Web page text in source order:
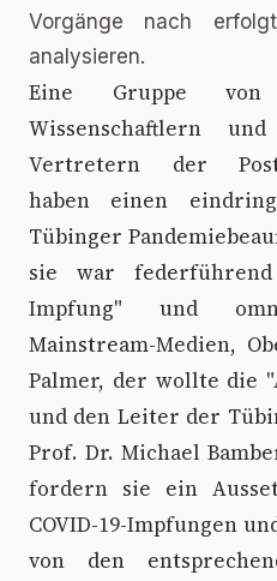
Vorgänge nach
analysieren.
Eine Gruppe von
Wissenschaftlern
Vertretern der Post-
haben einen
Tübinger
sie war
Impfung" und
Mainstream-Medien,
Palmer, der wollte die
und den Leiter der
Prof. Dr. Michael
fordern sie ein
COVID-19-Impfungen
von den